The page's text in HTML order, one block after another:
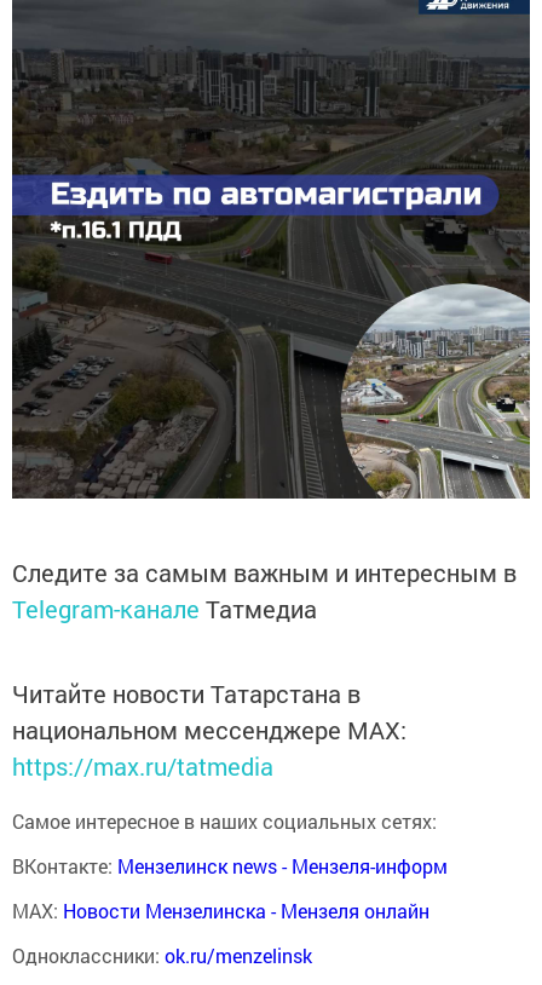
Следите за самым важным и интересным в
Telegram-канале Татмедиа
Читайте новости Татарстана в
национальном мессенджере MАХ:
https://max.ru/tatmedia
Самое интересное в наших социальных сетях:
ВКонтакте: Мензелинск news - Мензеля-информ
MAX: Новости Мензелинска - Мензеля онлайн
Одноклассники: ok.ru/menzelinsk